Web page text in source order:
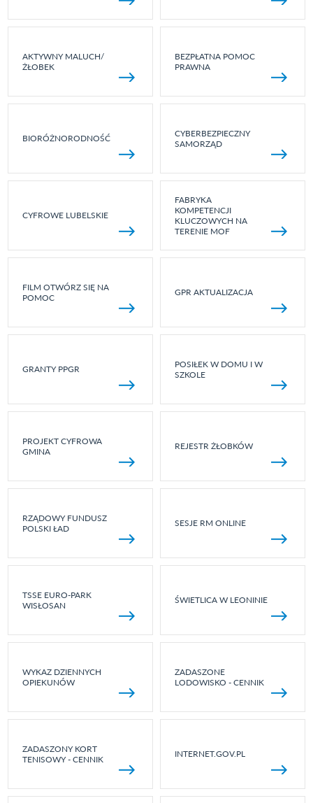
AKTYWNY MALUCH/
ŻŁOBEK
BEZPŁATNA POMOC
PRAWNA
BIORÓŻNORODNOŚĆ
CYBERBEZPIECZNY
SAMORZĄD
CYFROWE LUBELSKIE
FABRYKA
KOMPETENCJI
KLUCZOWYCH NA
TERENIE MOF
FILM OTWÓRZ SIĘ NA
POMOC
GPR AKTUALIZACJA
GRANTY PPGR
POSIŁEK W DOMU I W
SZKOLE
PROJEKT CYFROWA
GMINA
REJESTR ŻŁOBKÓW
RZĄDOWY FUNDUSZ
POLSKI ŁAD
SESJE RM ONLINE
TSSE EURO-PARK
WISŁOSAN
ŚWIETLICA W LEONINIE
WYKAZ DZIENNYCH
OPIEKUNÓW
ZADASZONE
LODOWISKO - CENNIK
ZADASZONY KORT
TENISOWY - CENNIK
INTERNET.GOV.PL